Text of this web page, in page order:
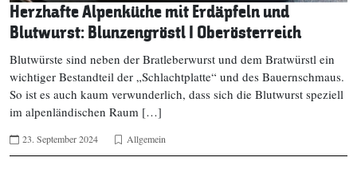
Herzhafte Alpenküche mit Erdäpfeln und
Blutwurst: Blunzengröstl I Oberösterreich
Blutwürste sind neben der Bratleberwurst und dem Bratwürstl ein
wichtiger Bestandteil der „Schlachtplatte“ und des Bauernschmaus.
So ist es auch kaum verwunderlich, dass sich die Blutwurst speziell
im alpenländischen Raum […]
23. September 2024 Allgemein